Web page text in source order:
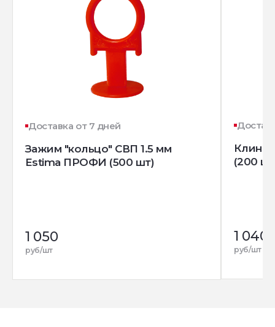
Доставка от 7 дней
Зажим "кольцо" СВП 1.5 мм
Estima ПРОФИ (500 шт)
1 050
руб/шт
Клин
(200
1 040
руб/шт